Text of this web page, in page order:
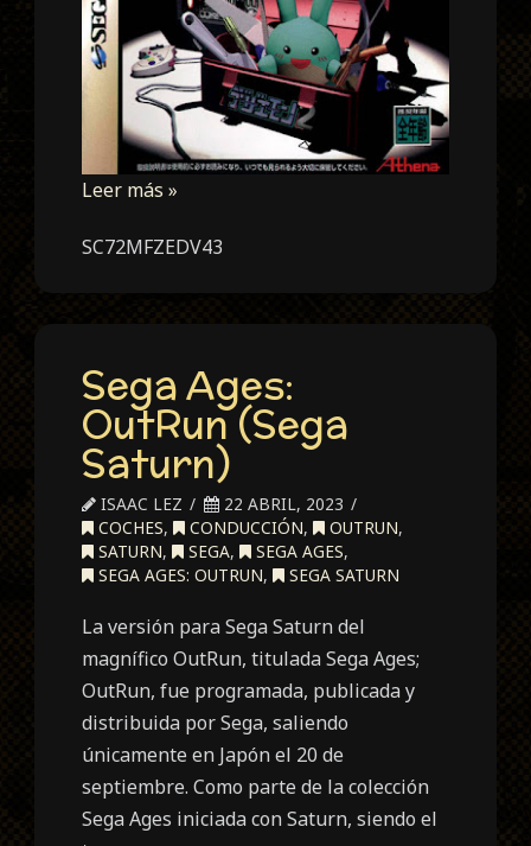
Leer más »
SC72MFZEDV43
Sega Ages:
OutRun (Sega
Saturn)
ISAAC LEZ
22 ABRIL, 2023
COCHES, CONDUCCIÓN, OUTRUN,
SATURN, SEGA, SEGA AGES,
SEGA AGES: OUTRUN, SEGA SATURN
La versión para Sega Saturn del
magnífico OutRun, titulada Sega Ages;
OutRun, fue programada, publicada y
distribuida por Sega, saliendo
únicamente en Japón el 20 de
septiembre. Como parte de la colección
Sega Ages iniciada con Saturn, siendo el